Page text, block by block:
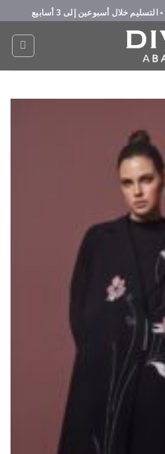
• التسليم خلال أسبوعين إلى 3 أسابيع